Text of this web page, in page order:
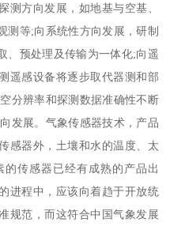
测方向发展，如地基与空基、
测等;向系统性方向发展，研制
、预处理及传输为一体化;向遥
遥感设备将逐步取代器测和部
分辨率和探测数据准确性不断
发展。气象传感器技术，产品
感器外，土壤和水的温度、太
传感器已经有成熟的产品出
进程中，应该向着趋于开放统
规范，而这符合中国气象发展